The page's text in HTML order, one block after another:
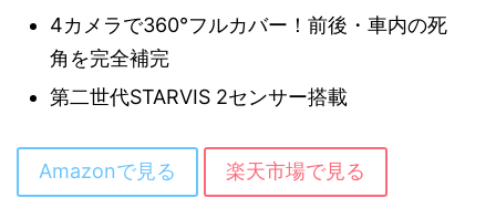
4カメラで360°フルカバー！前後・車内の死
角を完全補完
第二世代STARVIS 2センサー搭載
Amazonで見る 楽天市場で見る